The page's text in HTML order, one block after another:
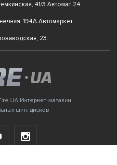
41/3 Автомаг 24.
194А Автомаркет.
23.
Интернет-магазин
шин, дисков